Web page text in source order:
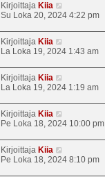
Kirjoittaja Kiia
Su Loka 20, 2024 4:22 pm
Kirjoittaja Kiia
La Loka 19, 2024 1:43 am
Kirjoittaja Kiia
La Loka 19, 2024 1:19 am
Kirjoittaja Kiia
Pe Loka 18, 2024 10:00 pm
Kirjoittaja Kiia
Pe Loka 18, 2024 8:10 pm